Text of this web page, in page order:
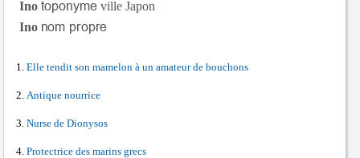
Ino
ville Japon
Ino
Elle tendit son mamelon à un amateur de bouchons
Antique nourrice
Nurse de Dionysos
Protectrice des marins grecs